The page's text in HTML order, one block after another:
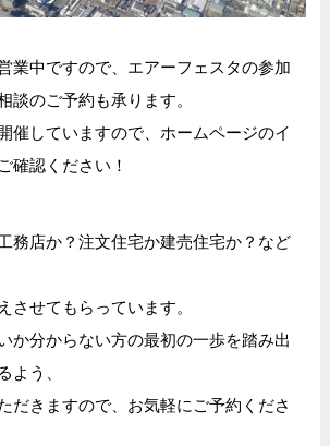
業中ですので、エアーフェスタの参加
談のご予約も承ります。
催していますので、ホームページのイ
確認ください！
務店か？注文住宅か建売住宅か？など
させてもらっています。
か分からない方の最初の一歩を踏み出
よう、
だきますので、お気軽にご予約くださ